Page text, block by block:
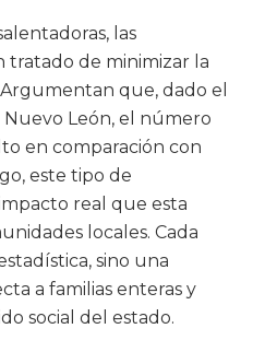
las
tratado de minimizar la
que, dado el
León, el número
en comparación con
este tipo de
real que esta
locales. Cada
sino una
a familias enteras y
social del estado.